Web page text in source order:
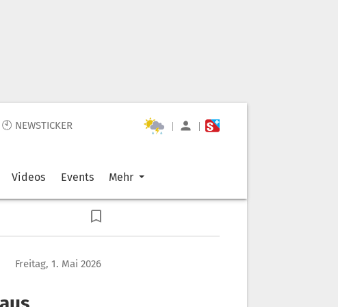
🕙 NEWSTICKER | |
Videos Events Mehr
Freitag, 1. Mai 2026